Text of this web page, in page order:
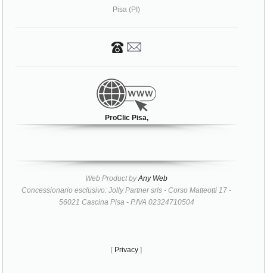
Pisa (PI)
ProClic Pisa,
Web Product byAny Web
Concessionario esclusivo: Jolly Partner srls - Corso Matteotti 17 -
56021 Cascina Pisa - P.IVA 02324710504
[ Privacy ]